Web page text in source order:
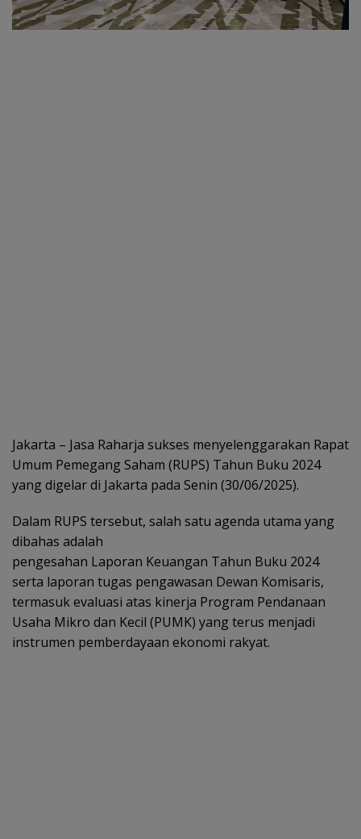
Jakarta – Jasa Raharja sukses menyelenggarakan Rapat
Umum Pemegang Saham (RUPS) Tahun Buku 2024
yang digelar di Jakarta pada Senin (30/06/2025).
Dalam RUPS tersebut, salah satu agenda utama yang
dibahas adalah
pengesahan Laporan Keuangan Tahun Buku 2024
serta laporan tugas pengawasan Dewan Komisaris,
termasuk evaluasi atas kinerja Program Pendanaan
Usaha Mikro dan Kecil (PUMK) yang terus menjadi
instrumen pemberdayaan ekonomi rakyat.